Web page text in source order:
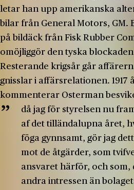
letar han upp amerikanska
bilar från General Motors, GM.
på bildäck från Fisk Rubber
omöjliggör den tyska
Resterande krigsår går
gnisslar i affärsrelationen. 1917
kommenterar Osterman
då jag för styrelsen nu
af det tilländalupna året,
föga gynnsamt, gör jag
mot de åtgärder, som
ansvaret härför, och som,
andra intressen än